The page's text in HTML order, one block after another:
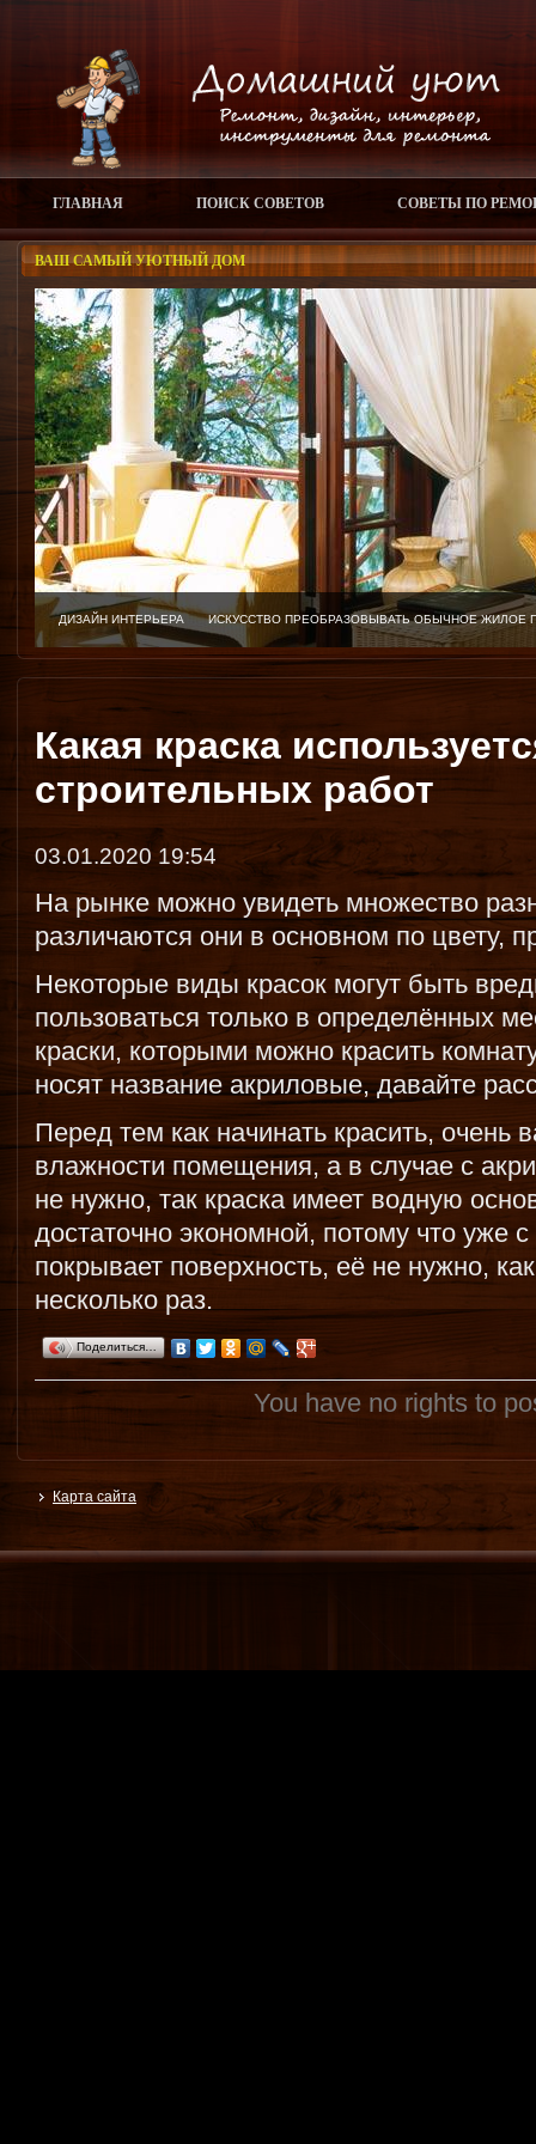
ГЛАВНАЯ ПОИСК СОВЕТОВ СОВЕТЫ ПО
ВАШ САМЫЙ УЮТНЫЙ ДОМ
ДИЗАЙН ИНТЕРЬЕРА ИСКУССТВО ПРЕОБРАЗОВЫВАТЬ ОБЫЧНОЕ
Какая краска
строительных работ
03.01.2020 19:54
На рынке можно увидеть множество
различаются они в основном по цвету,
Некоторые виды красок могут быть
пользоваться только в определённых
краски, которыми можно красить
носят название акриловые, давайте
Перед тем как начинать красить, очень
влажности помещения, а в случае с
не нужно, так краска имеет водную
достаточно экономной, потому что уже
покрывает поверхность, её не нужно,
несколько раз.
Поделиться…
You have no rights to
Карта сайта